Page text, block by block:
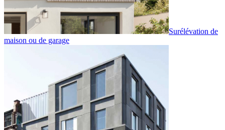
Surélévation de
maison ou de garage